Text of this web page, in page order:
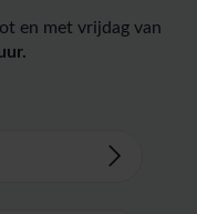
en met vrijdag van